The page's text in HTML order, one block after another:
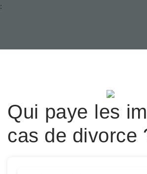
:
Qui paye les
cas de divorce